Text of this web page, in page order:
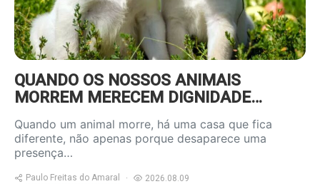
QUANDO OS NOSSOS ANIMAIS
MORREM MERECEM DIGNIDADE…
Quando um animal morre, há uma casa que fica
diferente, não apenas porque desaparece uma
presença…
Paulo Freitas do Amaral 2026.08.09